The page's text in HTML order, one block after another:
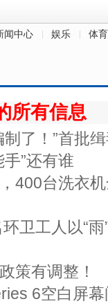
闻中心 娱乐 体育
所有信息
了！”首批
”还有谁
400台洗衣
卫工人以“雨
策有调整！
6空白屏